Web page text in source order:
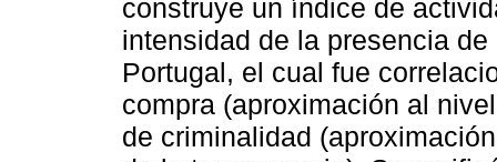
construye un índice de
intensidad de la presencia
Portugal, el cual fue
compra (aproximación al
de criminalidad